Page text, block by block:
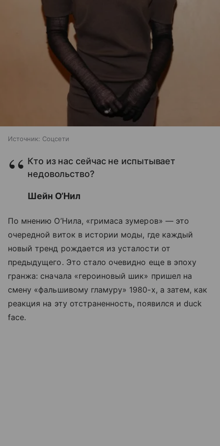
Источник: Соцсети
Кто из нас сейчас не испытывает
недовольство?
Шейн О’Нил
По мнению О’Нила, «гримаса зумеров» — это
очередной виток в истории моды, где каждый
новый тренд рождается из усталости от
предыдущего. Это стало очевидно еще в эпоху
гранжа: сначала «героиновый шик» пришел на
смену «фальшивому гламуру» 1980-х, а затем, как
реакция на эту отстраненность, появился и duck
face.